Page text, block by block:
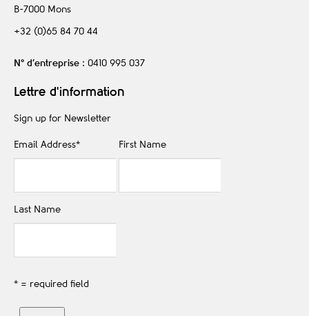
B-7000 Mons
+32 (0)65 84 70 44
N° d’entreprise : 0410 995 037
Lettre d'information
Sign up for Newsletter
Email Address* First Name
Last Name
* = required field